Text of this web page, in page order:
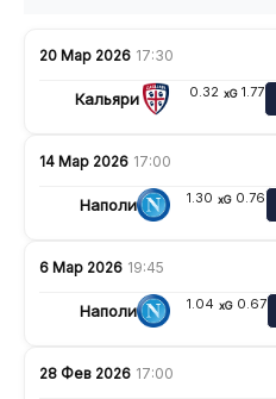
20 Мар 2026 17:30
Кальяри 0.32 xG 1.77
14 Мар 2026 17:00
Наполи 1.30 xG 0.76
6 Мар 2026 19:45
Наполи 1.04 xG 0.67
28 Фев 2026 17:00